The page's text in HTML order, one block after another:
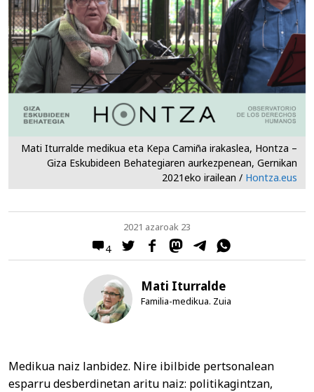
Mati Iturralde medikua eta Kepa Camiña irakaslea, Hontza –
Giza Eskubideen Behategiaren aurkezpenean, Gernikan
2021eko irailean / Hontza.eus
4
2021 azaroak 23
Mati Iturralde
Familia-medikua. Zuia
Medikua naiz lanbidez. Nire ibilbide pertsonalean
esparru desberdinetan aritu naiz: politikagintzan,